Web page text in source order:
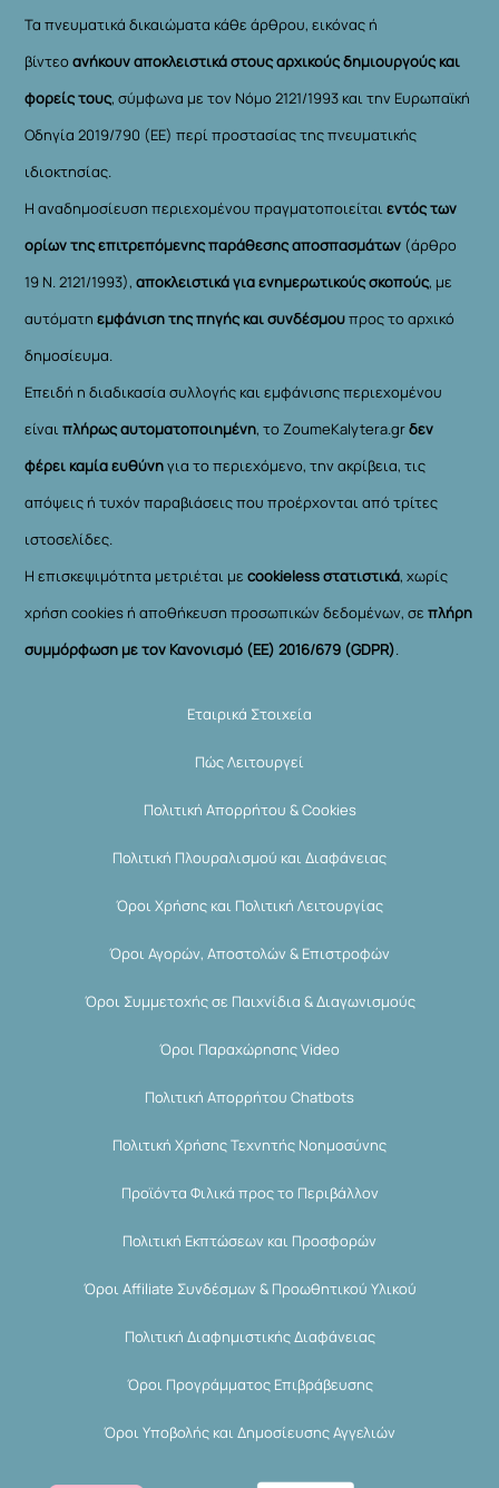
Τα πνευματικά δικαιώματα κάθε άρθρου, εικόνας ή
βίντεοανήκουν αποκλειστικά στους αρχικούς δημιουργούς και
φορείς τους, σύμφωνα με τον Νόμο 2121/1993 και την Ευρωπαϊκή
Οδηγία 2019/790 (ΕΕ) περί προστασίας της πνευματικής
ιδιοκτησίας.
Η αναδημοσίευση περιεχομένου πραγματοποιείταιεντός των
ορίων της επιτρεπόμενης παράθεσης αποσπασμάτων (άρθρο
19 Ν. 2121/1993), αποκλειστικά για ενημερωτικούς σκοπούς, με
αυτόματηεμφάνιση της πηγής και συνδέσμουπρος το αρχικό
δημοσίευμα.
Επειδή η διαδικασία συλλογής και εμφάνισης περιεχομένου
είναιπλήρως αυτοματοποιημένη, το ZoumeKalytera.grδεν
φέρει καμία ευθύνηγια το περιεχόμενο, την ακρίβεια, τις
απόψεις ή τυχόν παραβιάσεις που προέρχονται από τρίτες
ιστοσελίδες.
Η επισκεψιμότητα μετριέται μεcookieless στατιστικά, χωρίς
χρήση cookies ή αποθήκευση προσωπικών δεδομένων, σεπλήρη
συμμόρφωση με τον Κανονισμό (ΕΕ) 2016/679 (GDPR).
Εταιρικά Στοιχεία
Πώς Λειτουργεί
Πολιτική Απορρήτου & Cookies
Πολιτική Πλουραλισμού και Διαφάνειας
Όροι Χρήσης και Πολιτική Λειτουργίας
Όροι Αγορών, Αποστολών & Επιστροφών
Όροι Συμμετοχής σε Παιχνίδια & Διαγωνισμούς
Όροι Παραχώρησης Video
Πολιτική Απορρήτου Chatbots
Πολιτική Χρήσης Τεχνητής Νοημοσύνης
Προϊόντα Φιλικά προς το Περιβάλλον
Πολιτική Εκπτώσεων και Προσφορών
Όροι Affiliate Συνδέσμων & Προωθητικού Υλικού
Πολιτική Διαφημιστικής Διαφάνειας
Όροι Προγράμματος Επιβράβευσης
Όροι Υποβολής και Δημοσίευσης Αγγελιών